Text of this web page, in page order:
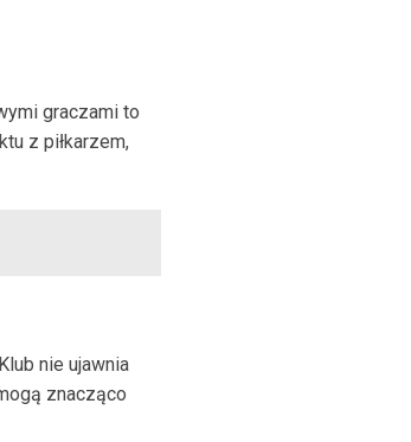
graczami to
z piłkarzem,
nie ujawnia
znacząco